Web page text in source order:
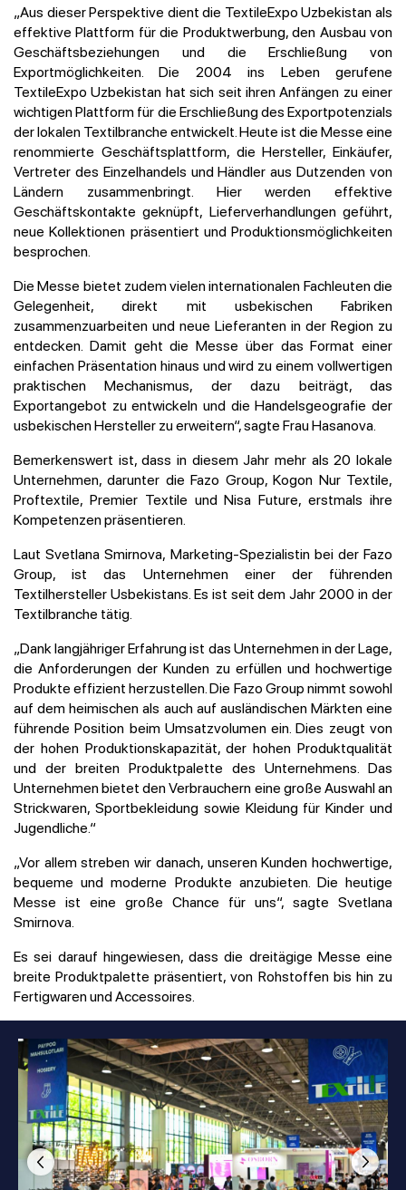
„Aus dieser Perspektive dient die TextileExpo Uzbekistan als
effektive Plattform für die Produktwerbung, den Ausbau von
Geschäftsbeziehungen und die Erschließung von
Exportmöglichkeiten. Die 2004 ins Leben gerufene
TextileExpo Uzbekistan hat sich seit ihren Anfängen zu einer
wichtigen Plattform für die Erschließung des Exportpotenzials
der lokalen Textilbranche entwickelt. Heute ist die Messe eine
renommierte Geschäftsplattform, die Hersteller, Einkäufer,
Vertreter des Einzelhandels und Händler aus Dutzenden von
Ländern zusammenbringt. Hier werden effektive
Geschäftskontakte geknüpft, Lieferverhandlungen geführt,
neue Kollektionen präsentiert und Produktionsmöglichkeiten
besprochen.
Die Messe bietet zudem vielen internationalen Fachleuten die
Gelegenheit, direkt mit usbekischen Fabriken
zusammenzuarbeiten und neue Lieferanten in der Region zu
entdecken. Damit geht die Messe über das Format einer
einfachen Präsentation hinaus und wird zu einem vollwertigen
praktischen Mechanismus, der dazu beiträgt, das
Exportangebot zu entwickeln und die Handelsgeografie der
usbekischen Hersteller zu erweitern“, sagte Frau Hasanova.
Bemerkenswert ist, dass in diesem Jahr mehr als 20 lokale
Unternehmen, darunter die Fazo Group, Kogon Nur Textile,
Proftextile, Premier Textile und Nisa Future, erstmals ihre
Kompetenzen präsentieren.
Laut Svetlana Smirnova, Marketing-Spezialistin bei der Fazo
Group, ist das Unternehmen einer der führenden
Textilhersteller Usbekistans. Es ist seit dem Jahr 2000 in der
Textilbranche tätig.
„Dank langjähriger Erfahrung ist das Unternehmen in der Lage,
die Anforderungen der Kunden zu erfüllen und hochwertige
Produkte effizient herzustellen. Die Fazo Group nimmt sowohl
auf dem heimischen als auch auf ausländischen Märkten eine
führende Position beim Umsatzvolumen ein. Dies zeugt von
der hohen Produktionskapazität, der hohen Produktqualität
und der breiten Produktpalette des Unternehmens. Das
Unternehmen bietet den Verbrauchern eine große Auswahl an
Strickwaren, Sportbekleidung sowie Kleidung für Kinder und
Jugendliche.“
„Vor allem streben wir danach, unseren Kunden hochwertige,
bequeme und moderne Produkte anzubieten. Die heutige
Messe ist eine große Chance für uns“, sagte Svetlana
Smirnova.
Es sei darauf hingewiesen, dass die dreitägige Messe eine
breite Produktpalette präsentiert, von Rohstoffen bis hin zu
Fertigwaren und Accessoires.